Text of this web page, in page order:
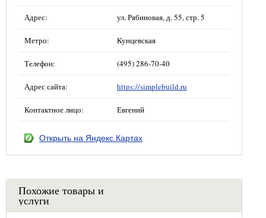
Адрес: ул. Рябиновая, д. 55, стр. 5
Метро: Кунцевская
Телефон: (495) 286-70-40
Адрес сайта: https://simplebuild.ru
Контактное лицо: Евгений
Открыть на Яндекс.Картах
Похожие товары и
услуги